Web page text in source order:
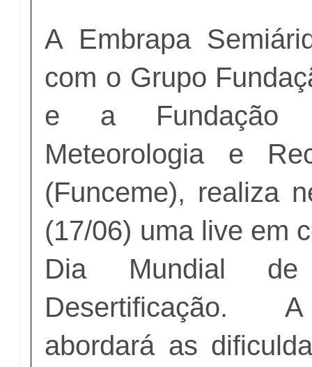
A Embrapa
com o Grupo
e a Fundação
Meteorologia e
(Funceme), realiza
(17/06) uma live em
Dia Mundial
Desertificação.
abordará as